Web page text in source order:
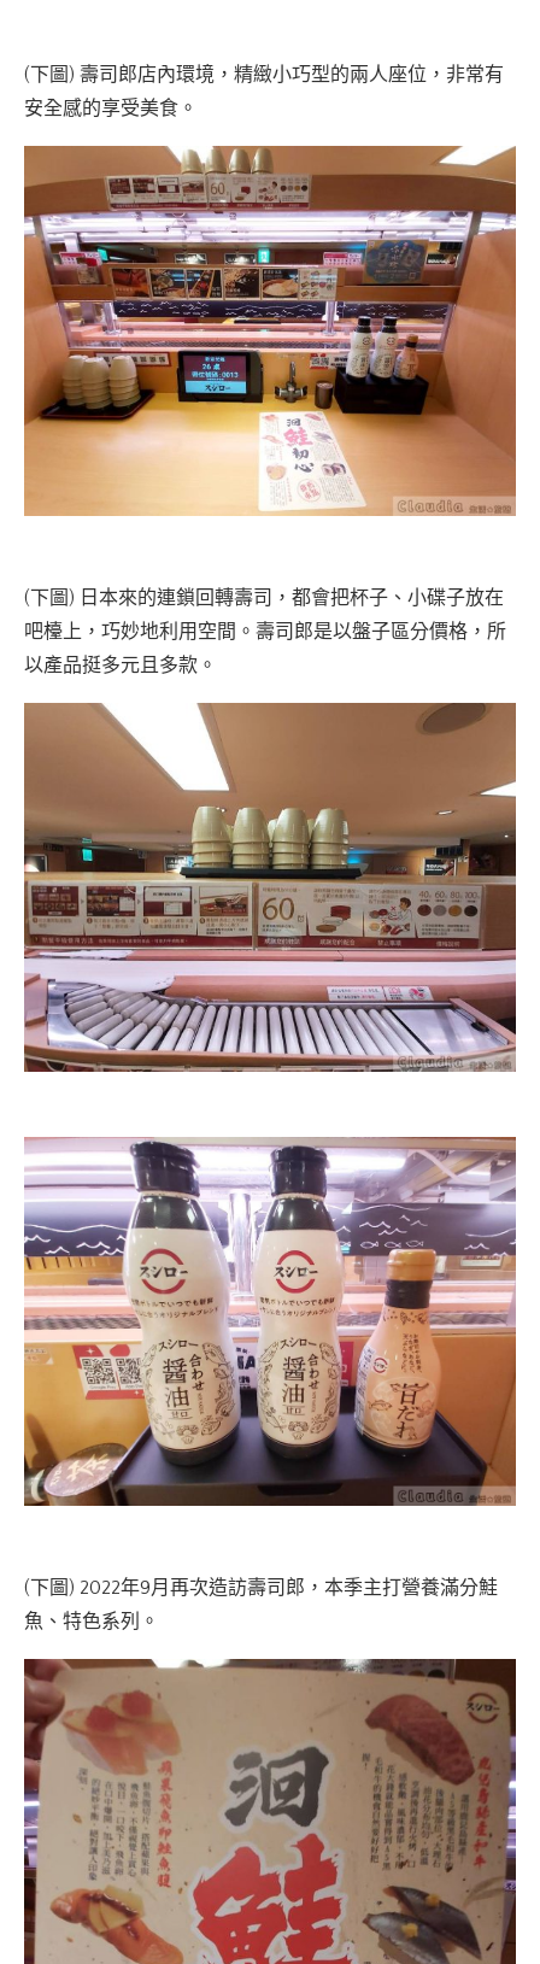
(下圖) 壽司郎店內環境，精緻小巧型的兩人座位，非常有
安全感的享受美食。
(下圖) 日本來的連鎖回轉壽司，都會把杯子、小碟子放在
吧檯上，巧妙地利用空間。壽司郎是以盤子區分價格，所
以產品挺多元且多款。
(下圖) 2022年9月再次造訪壽司郎，本季主打營養滿分鮭
魚、特色系列。